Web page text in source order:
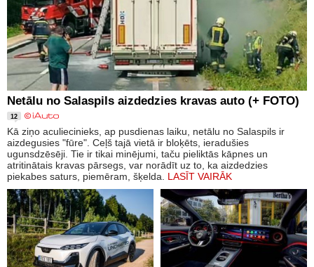
Netālu no Salaspils aizdedzies kravas auto (+ FOTO)
12
Kā ziņo aculiecinieks, ap pusdienas laiku, netālu no Salaspils ir
aizdegusies "fūre". Ceļš tajā vietā ir bloķēts, ieradušies
ugunsdzēsēji. Tie ir tikai minējumi, taču pieliktās kāpnes un
atritinātais kravas pārsegs, var norādīt uz to, ka aizdedzies
piekabes saturs, piemēram, šķelda. LASĪT VAIRĀK